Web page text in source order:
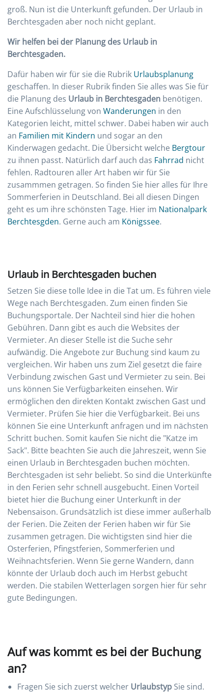
groß. Nun ist die Unterkunft gefunden. Der Urlaub in
Berchtesgaden aber noch nicht geplant.
Wir helfen bei der Planung des Urlaub in
Berchtesgaden.
Dafür haben wir für sie die Rubrik Urlaubsplanung
geschaffen. In dieser Rubrik finden Sie alles was Sie für
die Planung des Urlaub in Berchtesgaden benötigen.
Eine Aufschlüsselung von Wanderungen in den
Kategorien leicht, mittel schwer. Dabei haben wir auch
an Familien mit Kindern und sogar an den
Kinderwagen gedacht. Die Übersicht welche Bergtour
zu ihnen passt. Natürlich darf auch das Fahrrad nicht
fehlen. Radtouren aller Art haben wir für Sie
zusammmen getragen. So finden Sie hier alles für Ihre
Sommerferien in Deutschland. Bei all diesen Dingen
geht es um ihre schönsten Tage. Hier im Nationalpark
Berchtesgden. Gerne auch am Königssee.
Urlaub in Berchtesgaden buchen
Setzen Sie diese tolle Idee in die Tat um. Es führen viele
Wege nach Berchtesgaden. Zum einen finden Sie
Buchungsportale. Der Nachteil sind hier die hohen
Gebühren. Dann gibt es auch die Websites der
Vermieter. An dieser Stelle ist die Suche sehr
aufwändig. Die Angebote zur Buchung sind kaum zu
vergleichen. Wir haben uns zum Ziel gesetzt die faire
Verbindung zwischen Gast und Vermieter zu sein. Bei
uns können Sie Verfügbarkeiten einsehen. Wir
ermöglichen den direkten Kontakt zwischen Gast und
Vermieter. Prüfen Sie hier die Verfügbarkeit. Bei uns
können Sie eine Unterkunft anfragen und im nächsten
Schritt buchen. Somit kaufen Sie nicht die "Katze im
Sack". Bitte beachten Sie auch die Jahreszeit, wenn Sie
einen Urlaub in Berchtesgaden buchen möchten.
Berchtesgaden ist sehr beliebt. So sind die Unterkünfte
in den Ferien sehr schnell ausgebucht. Einen Vorteil
bietet hier die Buchung einer Unterkunft in der
Nebensaison. Grundsätzlich ist diese immer außerhalb
der Ferien. Die Zeiten der Ferien haben wir für Sie
zusammen getragen. Die wichtigsten sind hier die
Osterferien, Pfingstferien, Sommerferien und
Weihnachtsferien. Wenn Sie gerne Wandern, dann
könnte der Urlaub doch auch im Herbst gebucht
werden. Die stabilen Wetterlagen sorgen hier für sehr
gute Bedingungen.
Auf was kommt es bei der Buchung
an?
Fragen Sie sich zuerst welcher Urlaubstyp Sie sind.